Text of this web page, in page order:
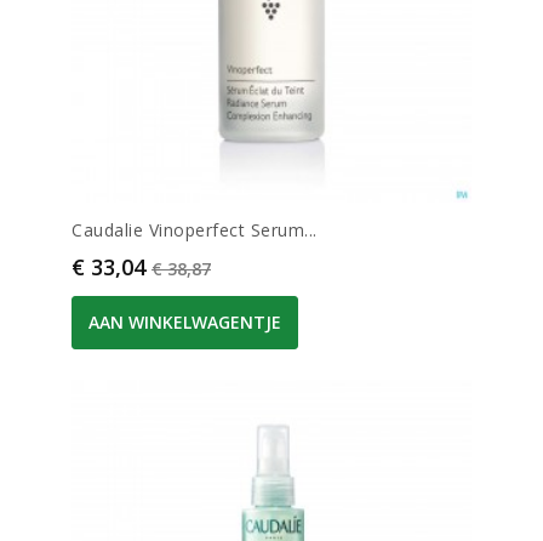
Caudalie Vinoperfect Serum...
Prijs
€ 33,04 Normale prijs
€ 38,87
AAN WINKELWAGENTJE